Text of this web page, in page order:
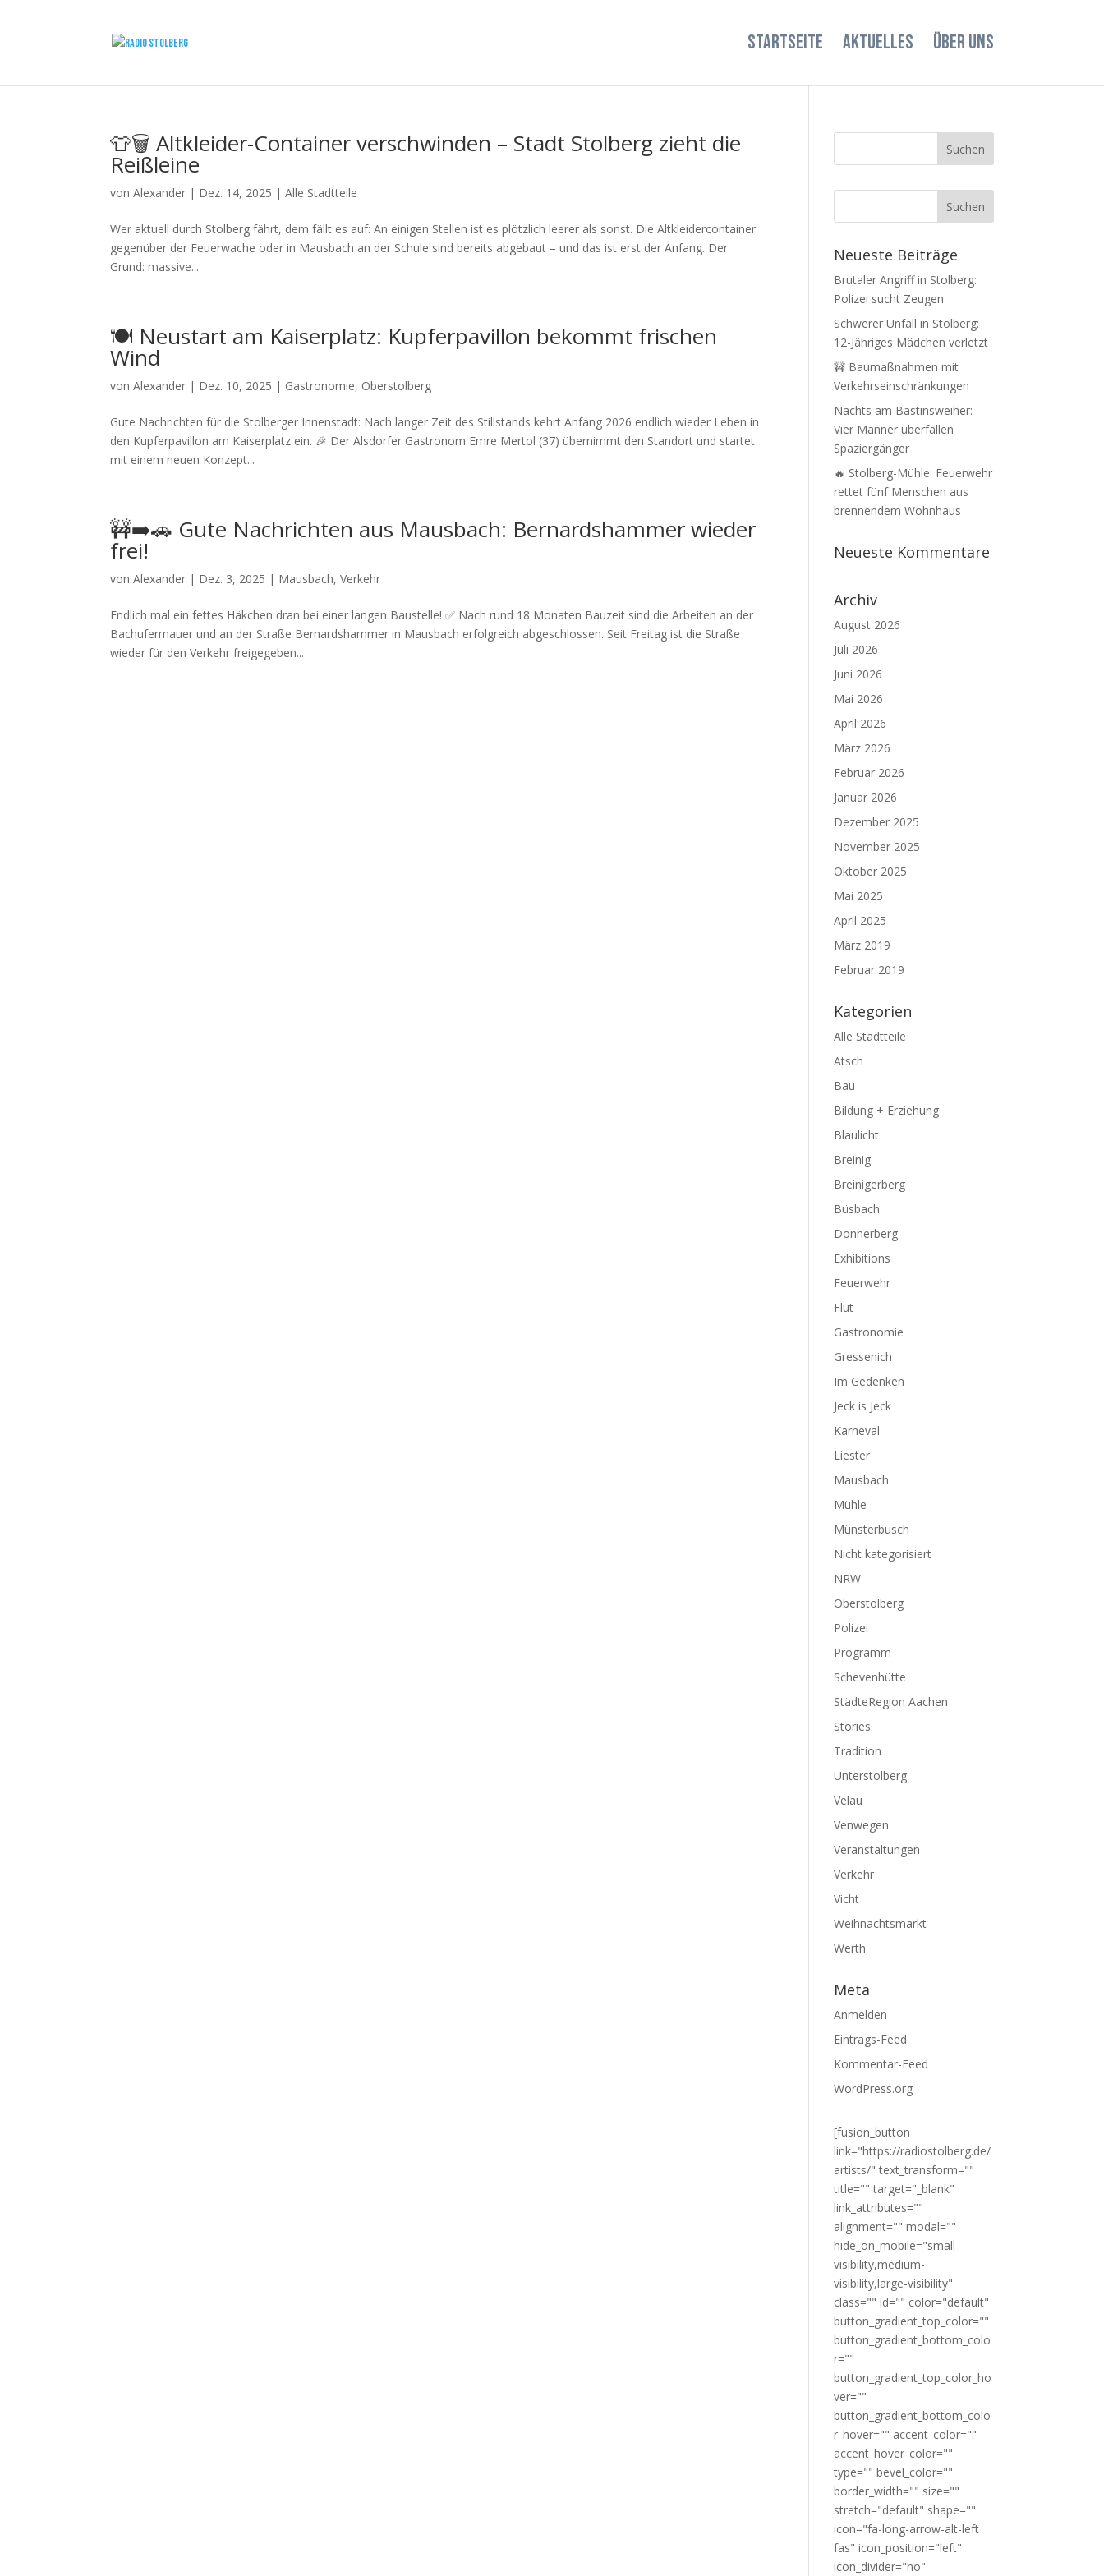
STARTSEITE AKTUELLES ÜBER UNS
👕🗑️ Altkleider-Container verschwinden – Stadt Stolberg zieht die
Reißleine
vonAlexander | Dez. 14, 2025 |Alle Stadtteile
Wer aktuell durch Stolberg fährt, dem fällt es auf: An einigen Stellen ist es plötzlich leerer als sonst. Die Altkleidercontainer
gegenüber der Feuerwache oder in Mausbach an der Schule sind bereits abgebaut – und das ist erst der Anfang. Der
Grund: massive...
🍽️ Neustart am Kaiserplatz: Kupferpavillon bekommt frischen
Wind
vonAlexander | Dez. 10, 2025 | Gastronomie, Oberstolberg
Gute Nachrichten für die Stolberger Innenstadt: Nach langer Zeit des Stillstands kehrt Anfang 2026 endlich wieder Leben in
den Kupferpavillon am Kaiserplatz ein. 🎉 Der Alsdorfer Gastronom Emre Mertol (37) übernimmt den Standort und startet
mit einem neuen Konzept...
🚧➡️🚗 Gute Nachrichten aus Mausbach: Bernardshammer wieder
frei!
vonAlexander | Dez. 3, 2025 | Mausbach,Verkehr
Endlich mal ein fettes Häkchen dran bei einer langen Baustelle! ✅ Nach rund 18 Monaten Bauzeit sind die Arbeiten an der
Bachufermauer und an der Straße Bernardshammer in Mausbach erfolgreich abgeschlossen. Seit Freitag ist die Straße
wieder für den Verkehr freigegeben...
Neueste Beiträge
Brutaler Angriff in Stolberg:
Polizei sucht Zeugen
Schwerer Unfall in Stolberg:
12-Jähriges Mädchen verletzt
🚧 Baumaßnahmen mit
Verkehrseinschränkungen
Nachts am Bastinsweiher:
Vier Männer überfallen
Spaziergänger
🔥 Stolberg-Mühle: Feuerwehr
rettet fünf Menschen aus
brennendem Wohnhaus
Neueste Kommentare
Archiv
August 2026
Juli 2026
Juni 2026
Mai 2026
April 2026
März 2026
Februar 2026
Januar 2026
Dezember 2025
November 2025
Oktober 2025
Mai 2025
April 2025
März 2019
Februar 2019
Kategorien
Alle Stadtteile
Atsch
Bau
Bildung + Erziehung
Blaulicht
Breinig
Breinigerberg
Büsbach
Donnerberg
Exhibitions
Feuerwehr
Flut
Gastronomie
Gressenich
Im Gedenken
Jeck is Jeck
Karneval
Liester
Mausbach
Mühle
Münsterbusch
Nicht kategorisiert
NRW
Oberstolberg
Polizei
Programm
Schevenhütte
StädteRegion Aachen
Stories
Tradition
Unterstolberg
Velau
Venwegen
Veranstaltungen
Verkehr
Vicht
Weihnachtsmarkt
Werth
Meta
Anmelden
Eintrags-Feed
Kommentar-Feed
WordPress.org
[fusion_button
link="https://radiostolberg.de/
artists/" text_transform=""
title="" target="_blank"
link_attributes=""
alignment="" modal=""
hide_on_mobile="small-
visibility,medium-
visibility,large-visibility"
class="" id="" color="default"
button_gradient_top_color=""
button_gradient_bottom_colo
r=""
button_gradient_top_color_ho
ver=""
button_gradient_bottom_colo
r_hover="" accent_color=""
accent_hover_color=""
type="" bevel_color=""
border_width="" size=""
stretch="default" shape=""
icon="fa-long-arrow-alt-left
fas" icon_position="left"
icon_divider="no"